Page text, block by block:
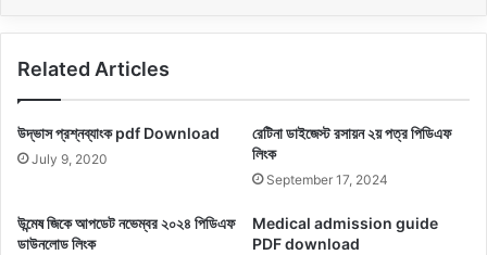
Related Articles
উদ্ভাস প্রশ্নব্যাংক pdf Download
July 9, 2020
রেটিনা ডাইজেস্ট রসায়ন ২য় পত্র পিডিএফ
লিংক
September 17, 2024
উন্মেষ জিকে আপডেট নভেম্বর ২০২৪ পিডিএফ
ডাউনলোড লিংক
Medical admission guide
PDF download